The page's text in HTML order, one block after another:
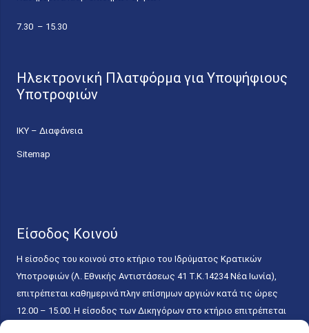
7.30 – 15.30
Ηλεκτρονική Πλατφόρμα για Υποψήφιους
Υποτροφιών
ΙΚΥ – Διαφάνεια
Sitemap
Είσοδος Κοινού
Η είσοδος του κοινού στο κτήριο του Ιδρύματος Κρατικών
Υποτροφιών (Λ. Εθνικής Αντιστάσεως 41 T.K.14234 Νέα Ιωνία),
επιτρέπεται καθημερινά πλην επίσημων αργιών κατά τις ώρες
12.00 – 15.00. Η είσοδος των Δικηγόρων στο κτήριο επιτρέπεται